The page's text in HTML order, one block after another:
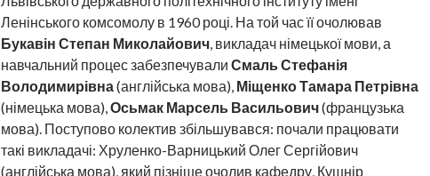
Ленінського комсомолу в 1960 році. На той час її очолював
Букавін Степан Миколайович, викладач німецької мови, а
навчальний процес забезпечували Смаль Стефанія
Володимирівна(англійська мова), Міщенко Тамара Петрівна
(німецька мова),Осьмак Марсель Васильович(французька
мова). Поступово колектив збільшувався: почали працювати
такі викладачі: Хруленко-Варницький Олег Сергійович
(англійська мова), який пізніше очолив кафедру, Кушнір